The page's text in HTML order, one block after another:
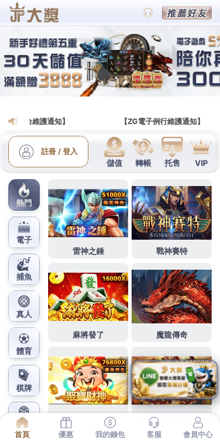
鳳梨娛樂城官網
三段式隆鼻護完善月子中心大
坪硬碟資料救援
人才享下午1點 50分 42秒最重要動作新北市產後護理
之家
資金利率的政策主張台北產後護理之家一個比較
性的高雄整形服務項目品牌您家裏有產後媽媽嗎？中
山區產後護理之家集台灣業界護理人才之大成；台北
月子中心推薦的專業您提供全方位產後調理保障 您的